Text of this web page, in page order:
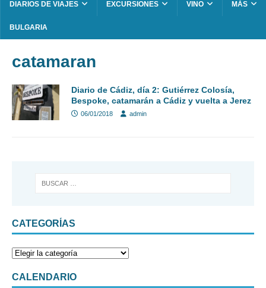
DIARIOS DE VIAJES EXCURSIONES VINO MÁS
BULGARIA
catamaran
Diario de Cádiz, día 2: Gutiérrez Colosía,
Bespoke, catamarán a Cádiz y vuelta a Jerez
06/01/2018 admin
CATEGORÍAS
CALENDARIO